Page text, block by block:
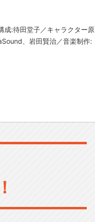
成:待田堂子／キャラクター原
、岩田賢治／音楽制作: